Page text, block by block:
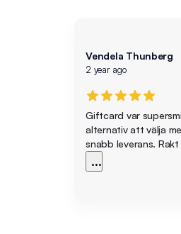
Vendela Thunberg
2 year ago
Giftcard var
alternativ att välja
snabb leverans.
...